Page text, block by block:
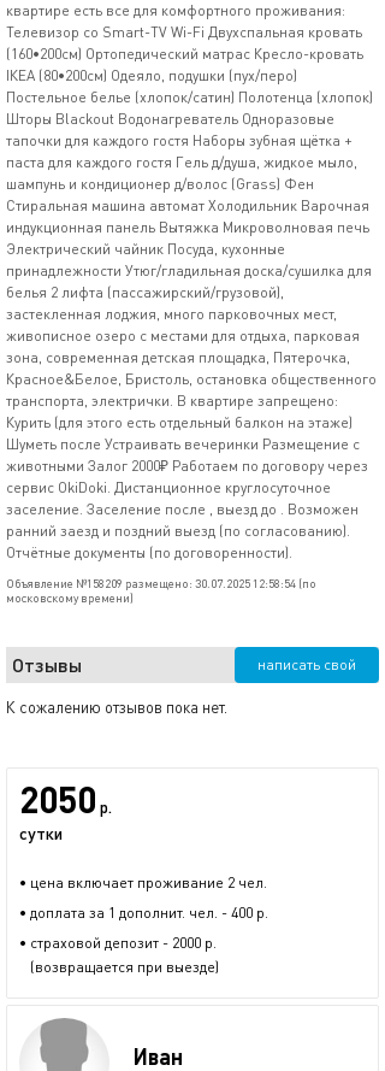
квартире есть все для комфортного проживания:
Телевизор со Smаrt-ТV Wi-Fi Двухспальная кровать
(160•200см) Ортопедический матрас Кресло-кровать
IКЕА (80•200см) Одеяло, подушки (пух/перо)
Постельное белье (хлопок/сатин) Полотенца (хлопок)
Шторы Вlасkоut Водонагреватель Одноразовые
тапочки для каждого гостя Наборы зубная щётка +
паста для каждого гостя Гель д/душа, жидкое мыло,
шампунь и кондиционер д/волос (Grаss) Фен
Стиральная машина автомат Холодильник Варочная
индукционная панель Вытяжка Микроволновая печь
Электрический чайник Посуда, кухонные
принадлежности Утюг/гладильная доска/сушилка для
белья 2 лифта (пассажирский/грузовой),
застекленная лоджия, много парковочных мест,
живописное озеро с местами для отдыха, парковая
зона, современная детская площадка, Пятерочка,
Красное&Белое, Бристоль, остановка общественного
транспорта, электрички. В квартире запрещено:
Курить (для этого есть отдельный балкон на этаже)
Шуметь после Устраивать вечеринки Размещение с
животными Залог 2000₽ Работаем по договору через
сервис ОkiDоki. Дистанционное круглосуточное
заселение. Заселение после , выезд до . Возможен
ранний заезд и поздний выезд (по согласованию).
Отчётные документы (по договоренности).
Объявление №158209 размещено: 30.07.2025 12:58:54 (по
московскому времени)
Отзывы написать свой
К сожалению отзывов пока нет.
2050 р.
сутки
• цена включает проживание 2 чел.
• доплата за 1 дополнит. чел. - 400 р.
• страховой депозит - 2000 р.
(возвращается при выезде)
Иван